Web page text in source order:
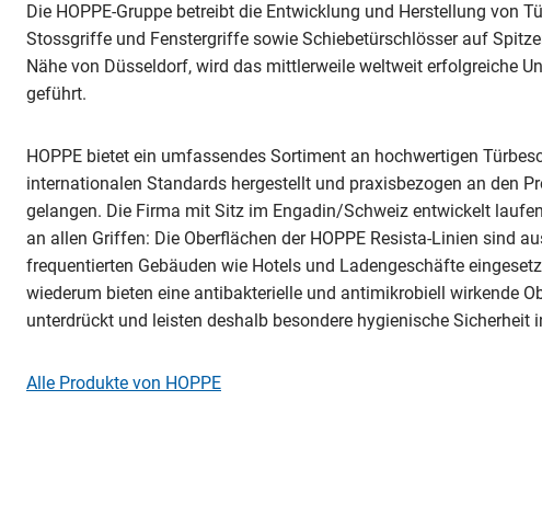
Die HOPPE-Gruppe betreibt die Entwicklung und Herstellung von
Stossgriffe und Fenstergriffe sowie Schiebetürschlösser auf
Nähe von Düsseldorf, wird das mittlerweile weltweit erfolgreiche
geführt.
HOPPE bietet ein umfassendes Sortiment an hochwertigen
internationalen Standards hergestellt und praxisbezogen an den
gelangen. Die Firma mit Sitz im Engadin/Schweiz entwickelt
an allen Griffen: Die Oberflächen der HOPPE Resista-Linien sind
frequentierten Gebäuden wie Hotels und Ladengeschäfte
wiederum bieten eine antibakterielle und antimikrobiell wirkende
unterdrückt und leisten deshalb besondere hygienische Sicherheit
Alle Produkte von HOPPE